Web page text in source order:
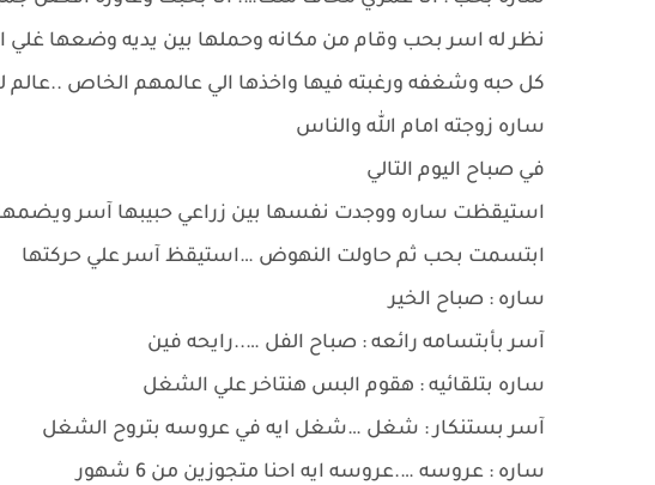
نظر له اسر بحب وقام من مكانه وحملها بين يديه وضعها غلي
كل حبه وشغفه ورغبته فيها واخذها الي عالمهم الخاص ..عالم
ساره زوجته امام الله والناس
في صباح اليوم التالي
استيقظت ساره ووجدت نفسها بين زراعي حبيبها آسر
ابتسمت بحب ثم حاولت النهوض …استيقظ آسر علي حركتها
ساره : صباح الخير
آسر بأبتسامه رائعه : صباح الفل …..رايحه فين
ساره بتلقائيه : هقوم البس هنتاخر علي الشغل
آسر بستنكار : شغل …شغل ايه في عروسه بتروح الشغل
ساره : عروسه ….عروسه ايه احنا متجوزين من 6 شهور